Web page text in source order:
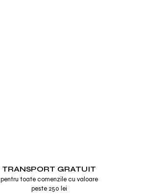
TRANSPORT GRATUIT
pentru toate comenzile cu valoare
peste 250 lei